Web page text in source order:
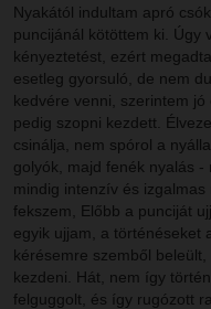
Nyakától indultam apró
puncijánál kötöttem ki. Úgy
kényeztetést, ezért
esetleg gyorsuló, de nem
kedvére venni, szerintem
pedig szopni kezdett.
csinálja, nem spórol a
golyók, majd fenék nyalás
mindig intenzív és
fekszem, Előbb a punciját
egyik ujjam, a történéseket
kérésemre szemből
kezdeni. Hát, nem így
felguggolt, és így rugózott